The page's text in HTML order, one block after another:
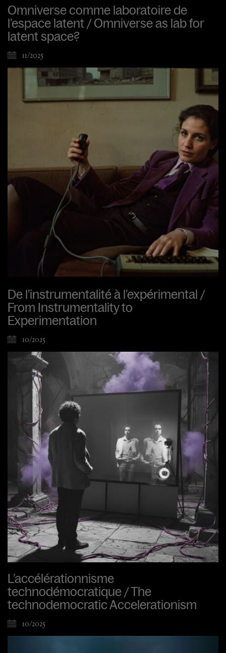
Omniverse comme laboratoire de
l’espace latent / Omniverse as lab for
latent space?
11/2025
De l’instrumentalité à l’expérimental /
From Instrumentality to
Experimentation
10/2025
L’accélérationnisme
technodémocratique / The
technodemocratic Accelerationism
10/2025